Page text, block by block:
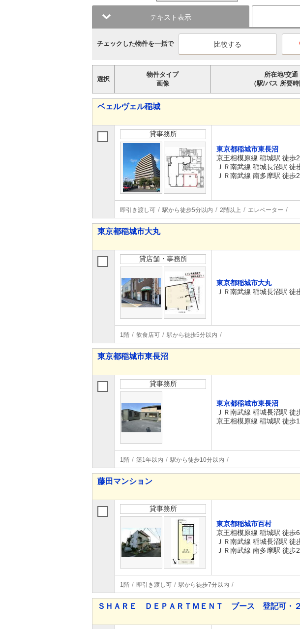
テキスト表示
チェックした物件を一括で
選択
物件タイプ
画像
所在地/交通
（駅/バス 所要時
ベェルヴェル稲城
貸事務所
東京都稲城市東長沼
京王相模原線 稲城駅 徒歩
ＪＲ南武線 稲城長沼駅 徒
ＪＲ南武線 南多摩駅 徒歩
即引き渡し可 駅から徒歩5分以内 2階以上 エレベーター
東京都稲城市大丸
貸店舗・事務所
東京都稲城市大丸
ＪＲ南武線 稲城長沼駅 徒
1階 飲食店可 駅から徒歩5分以内
東京都稲城市東長沼
貸事務所
東京都稲城市東長沼
ＪＲ南武線 稲城長沼駅 徒
京王相模原線 稲城駅 徒歩
1階 築1年以内 駅から徒歩10分以内
藤田マンション
貸事務所
東京都稲城市百村
京王相模原線 稲城駅 徒歩
ＪＲ南武線 稲城長沼駅 徒
ＪＲ南武線 南多摩駅 徒歩
1階 即引き渡し可 駅から徒歩7分以内
ＳＨＡＲＥ ＤＥＰＡＲＴＭＥＮＴ ブース 登記可・